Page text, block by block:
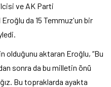
ve AK Parti
da 15 Temmuz'un bir
olduğunu aktaran Eroğlu, “Bu
sonra da bu milletin önü
Bu topraklarda ayakta